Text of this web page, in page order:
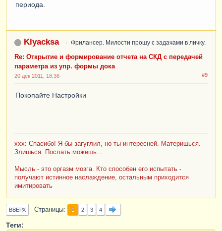
Настройки
//Выполним компоновку с помощью процессора
компоновки
ПроцессорКомпоновкиДанных =
Новый
ПроцессорКомпоновкиДанных;
ПроцессорКомпоновкиДанных
кетКомпоновки
ДанныеРасшифровки
//Выводим результат в табличный документ
ПроцессорВыводаРезультатаКомпоновкиДанных
ВТабличныйДокумент
ПроцессорВывода.УстановитьДокумент(Результат)
;
ПроцессорВывода
периода.
Klyacksa Фрилансер. Милости прошу с задачами в личку.
Re: Открытие и формирование отчета на СКД с передачей
параметра из упр. формы дока
#9
20 дек 2011, 18:36
Покопайте Настройки
xxx: Спасибо! Я бы загуглил, но ты интересней. Материшься.
Злишься. Послать можешь...
Мысль - это оргазм мозга. Кто способен его испытать -
получают истинное наслаждение, остальным приходится
имитировать
ВВЕРХ Страницы 1 2 3 4
Теги: